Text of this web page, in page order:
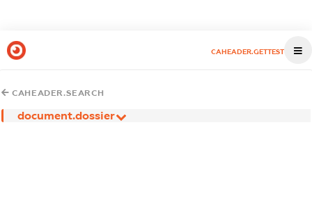
CAHEADER.GETTEST
CAHEADER.SEARCH
document.dossier